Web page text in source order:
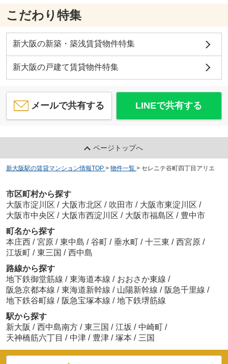
こだわり特集
新大阪の新築・築浅賃貸物件特集
新大阪の戸建て賃貸物件特集
メールで共有する LINEで共有する
ページトップへ
新大阪駅の賃貸マンション情報TOP > 物件一覧 > セレニテ谷町四丁目アリエ
市区町村から探す
大阪市淀川区 / 大阪市北区 / 吹田市 / 大阪市東淀川区 /
大阪市中央区 / 大阪市西淀川区 / 大阪市福島区 / 豊中市
町名から探す
本庄西 / 宮原 / 東中島 / 谷町 / 垂水町 / 十三東 / 西宮原 /
江坂町 / 東三国 / 西中島
路線から探す
地下鉄御堂筋線 / 東海道本線 / おおさか東線 /
阪急京都本線 / 東海道新幹線 / 山陽新幹線 / 阪急千里線 /
地下鉄谷町線 / 阪急宝塚本線 / 地下鉄堺筋線
駅から探す
新大阪 / 西中島南方 / 東三国 / 江坂 / 中崎町 /
天神橋筋六丁目 / 中津 / 豊津 / 塚本 / 三国